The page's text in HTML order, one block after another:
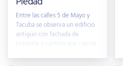
Entre las calles 5 de Mayo y
Tacuba se observa un edificio
antiguo con fachada de
tezontle y cantera que casi se